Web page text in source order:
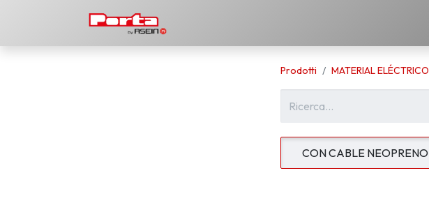
Prodotti MATERIAL ELÉCTRICO
CON CABLE NEOPRENO